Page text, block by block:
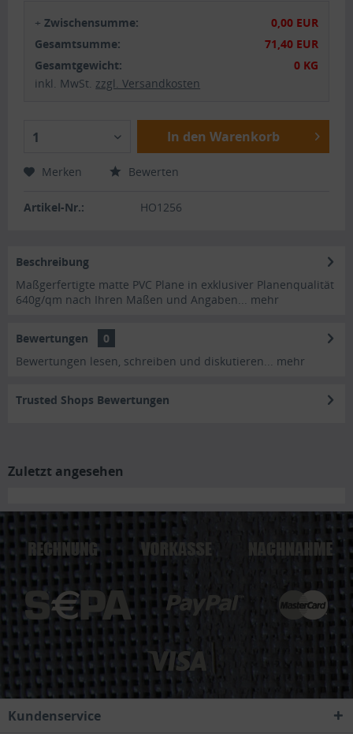
+Zwischensumme:
0,00 EUR
Gesamtsumme:
71,40 EUR
Gesamtgewicht:
0 KG
inkl. MwSt. zzgl. Versandkosten
1 In den Warenkorb
Merken Bewerten
Artikel-Nr.: HO1256
Beschreibung
Maßgerfertigte matte PVC Plane in exklusiver Planenqualität
640g/qm nach Ihren Maßen und Angaben... mehr
Bewertungen
0
Bewertungen lesen, schreiben und diskutieren... mehr
Trusted Shops Bewertungen
Zuletzt angesehen
Kundenservice